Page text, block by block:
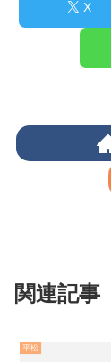
X
関連記事
平松